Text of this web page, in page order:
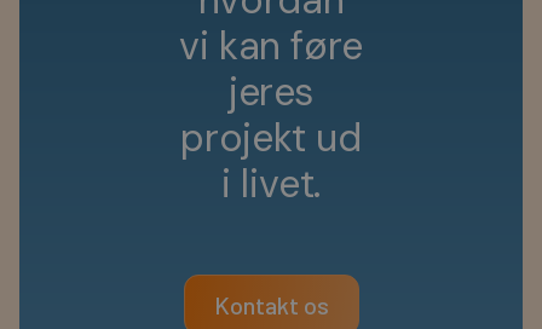
vi kan føre
jeres
projekt ud
i livet.
Kontakt os